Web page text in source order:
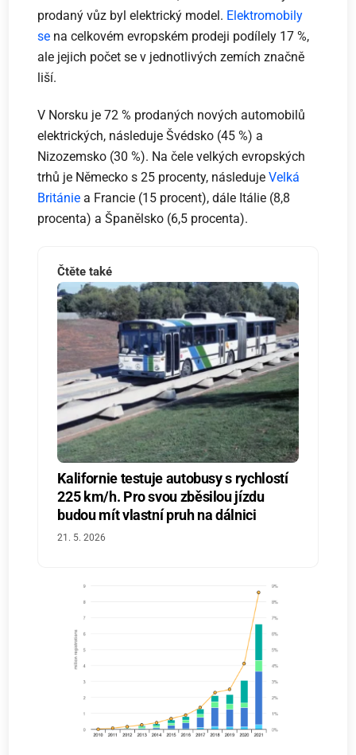
prodaný vůz byl elektrický model. Elektromobily
se na celkovém evropském prodeji podílely 17 %,
ale jejich počet se v jednotlivých zemích značně
liší.
V Norsku je 72 % prodaných nových automobilů
elektrických, následuje Švédsko (45 %) a
Nizozemsko (30 %). Na čele velkých evropských
trhů je Německo s 25 procenty, následujeVelká
Británie a Francie (15 procent), dále Itálie (8,8
procenta) a Španělsko (6,5 procenta).
Čtěte také
Kalifornie testuje autobusy s rychlostí
225 km/h. Pro svou zběsilou jízdu
budou mít vlastní pruh na dálnici
21. 5. 2026